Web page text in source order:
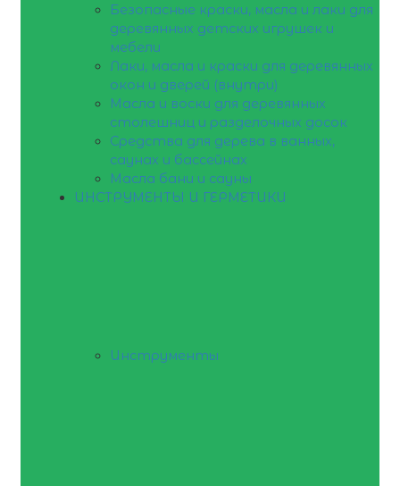
Безопасные краски, масла и лаки для
деревянных детских игрушек и
мебели
Лаки, масла и краски для деревянных
окон и дверей (внутри)
Масла и воски для деревянных
столешниц и разделочных досок
Средства для дерева в ванных,
саунах и бассейнах
Масла бани и сауны
ИНСТРУМЕНТЫ И ГЕРМЕТИКИ
Инструменты